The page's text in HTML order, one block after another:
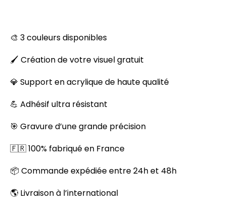
🎨 3 couleurs disponibles
🖌️ Création de votre visuel gratuit
💎 Support en acrylique de haute qualité
💪 Adhésif ultra résistant
🎯 Gravure d’une grande précision
🇫🇷 100% fabriqué en France
📦 Commande expédiée entre 24h et 48h
🌎 Livraison à l’international